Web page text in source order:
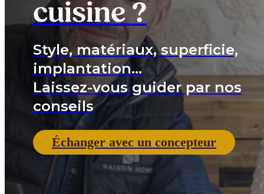
cuisine ?
Style, matériaux, superficie,
implantation...
Laissez-vous guider par nos
conseils
Échanger avec un concepteur